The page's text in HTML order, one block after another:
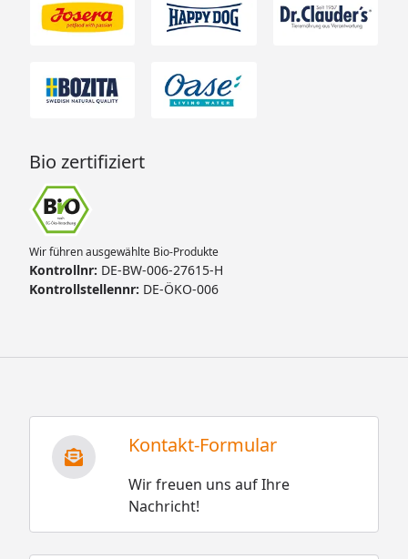
Bio zertifiziert
Wir führen ausgewählte Bio-Produkte
Kontrollnr: DE-BW-006-27615-H
Kontrollstellennr: DE-ÖKO-006
Kontakt-Formular
Wir freuen uns auf Ihre
Nachricht!